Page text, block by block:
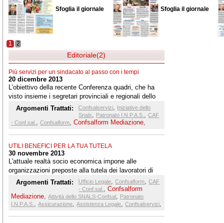
Sfoglia il giornale Sfoglia il giornale
1 2
Editoriale(2)
Più servizi per un sindacato al passo con i tempi
20 dicembre 2013
L’obiettivo della recente Conferenza quadri, che ha
visto insieme i segretari provinciali e regionali dello
Snals, i segretari regionali della Confsal, i segretari
nazionali delle federazioni aderenti alla Confsal e
operatori di Caf e Patronato, è stato quello di
Argomenti Trattati: Confsalservizi
Iniziative dello
Snals
Patronato I.N.P.A.S. ,CAF
- Conf.sal.
,Confsalform ,Confsalform Mediazione
UTILI BENEFICI PER LA TUA TUTELA
30 novembre 2013
L'attuale realtà socio economica impone alle
organizzazioni preposte alla tutela dei lavoratori di
assisterli nelle problematiche afferenti le più varie
dimensioni.
Argomenti Trattati: Ufficio Legale ,Confsalform ,CAF
- Conf.sal.
,Confsalform
Mediazione ,Attività dello SNALS-Confsal
Patronato
I.N.P.A.S.
,Assicurazione ,Assistenza Legale ,Confsalservizi